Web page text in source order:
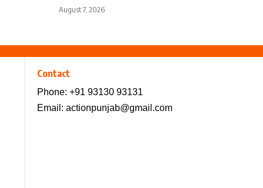
August 7, 2026
Contact
Phone: +91 93130 93131
Email: actionpunjab@gmail.com